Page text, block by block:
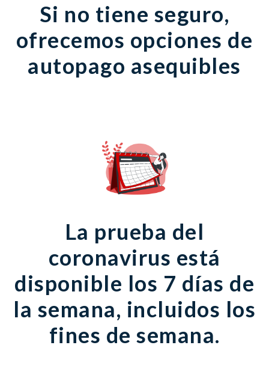
Si no tiene seguro,
ofrecemos opciones de
autopago asequibles
La prueba del
coronavirus está
disponible los 7 días de
la semana, incluidos los
fines de semana.